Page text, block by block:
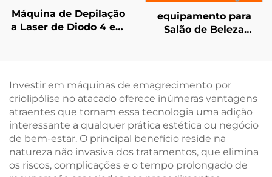
Máquina de Depilação
a Laser de Diodo 4 em
1200 W, 1800 W e 3000
W, e comprimentos de
onda de 755 nm, 808
nm, 940 nm e 1064
nm, aprovada pela
MDR, FDA e MDSAP
equipamento para
Salão de Beleza
Estimulação
Eletromagnética
Muscular
Investir em máquinas de emagrecimento por
criolipólise no atacado oferece inúmeras vantagens
atraentes que tornam essa tecnologia uma adição
interessante a qualquer prática estética ou negócio
de bem-estar. O principal benefício reside na
natureza não invasiva dos tratamentos, que elimina
os riscos, complicações e o tempo prolongado de